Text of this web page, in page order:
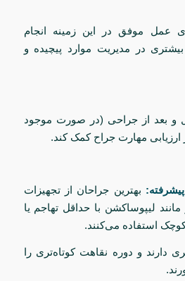
عمل موفق در این زمینه انجام
بیشتری در مدیریت موارد پیچیده و
و بعد از جراحی (در صورت موجود
ارزیابی مهارت جراح کمک کند.
بهترین جراحان از تجهیزات
لیپوساکشن با حداقل تهاجم یا
استفاده می‌کنند.
دارند و دوره نقاهت کوتاه‌تری را